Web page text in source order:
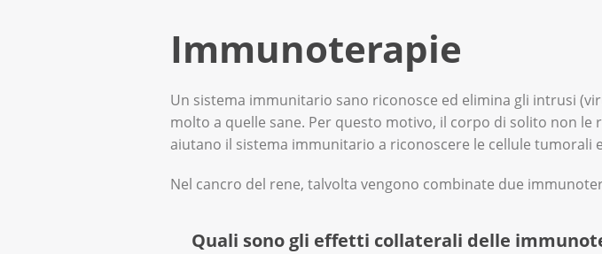
Immunoterapie
Un sistema immunitario sano riconosce ed elimina gli intrusi
molto a quelle sane. Per questo motivo, il corpo di solito non le
aiutano il sistema immunitario a riconoscere le cellule tumorali
Nel cancro del rene, talvolta vengono combinate due
Quali sono gli effetti collaterali delle